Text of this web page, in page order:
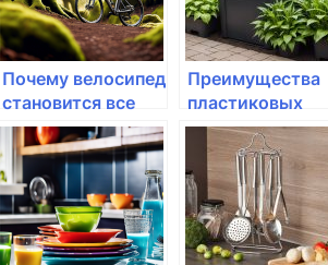
Почему велосипед
становится все
более
популярным в
Казахстане
Преимущества
пластиковых
компостеров на
даче